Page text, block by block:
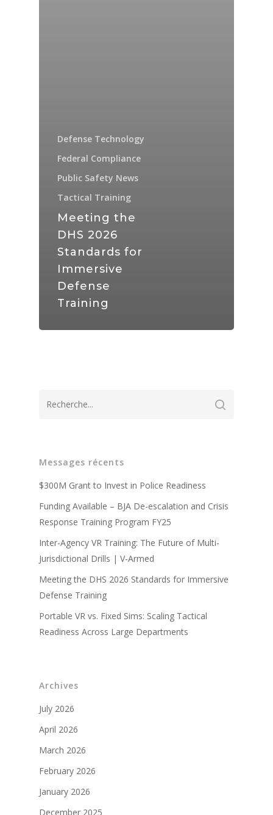
Defense Technology
Federal Compliance
Public Safety News
Tactical Training
Meeting the
DHS 2026
Standards for
Immersive
Defense
Training
Messages récents
$300M Grant to Invest in Police Readiness
Funding Available – BJA De-escalation and Crisis
Response Training Program FY25
Inter-Agency VR Training: The Future of Multi-
Jurisdictional Drills | V-Armed
Meeting the DHS 2026 Standards for Immersive
Defense Training
Portable VR vs. Fixed Sims: Scaling Tactical
Readiness Across Large Departments
Archives
July 2026
April 2026
March 2026
February 2026
January 2026
December 2025
Mises à jour
Démonstration
virtuel V-Armed
Système portable V-
policière
Militaire
Avantages de la
militaire
militaire
Contact